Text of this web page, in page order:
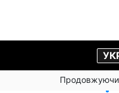
Продовжуючи